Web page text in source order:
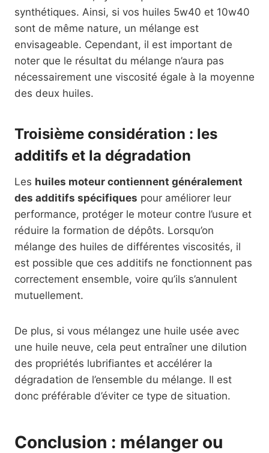
synthétiques. Ainsi, si vos huiles 5w40 et 10w40
sont de même nature, un mélange est
envisageable. Cependant, il est important de
noter que le résultat du mélange n’aura pas
nécessairement une viscosité égale à la moyenne
des deux huiles.
Troisième considération : les
additifs et la dégradation
Les huiles moteur contiennent généralement
des additifs spécifiques pour améliorer leur
performance, protéger le moteur contre l’usure et
réduire la formation de dépôts. Lorsqu’on
mélange des huiles de différentes viscosités, il
est possible que ces additifs ne fonctionnent pas
correctement ensemble, voire qu’ils s’annulent
mutuellement.
De plus, si vous mélangez une huile usée avec
une huile neuve, cela peut entraîner une dilution
des propriétés lubrifiantes et accélérer la
dégradation de l’ensemble du mélange. Il est
donc préférable d’éviter ce type de situation.
Conclusion : mélanger ou